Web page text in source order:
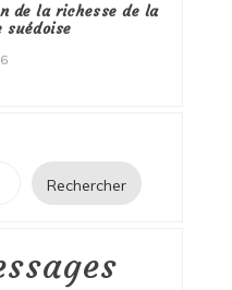
de la richesse de la
Rechercher